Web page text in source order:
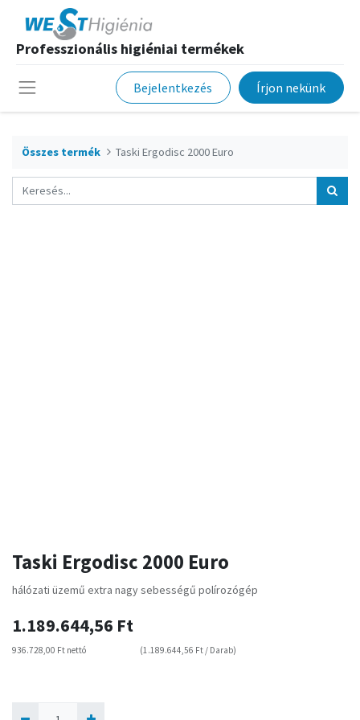
Professzionális higiéniai termékek
Bejelentkezés Írjon nekünk
Összes termék Taski Ergodisc 2000 Euro
Taski Ergodisc 2000 Euro
hálózati üzemű extra nagy sebességű polírozógép
1.189.644,56 Ft
936.728,00 Ft nettó (1.189.644,56 Ft / Darab)